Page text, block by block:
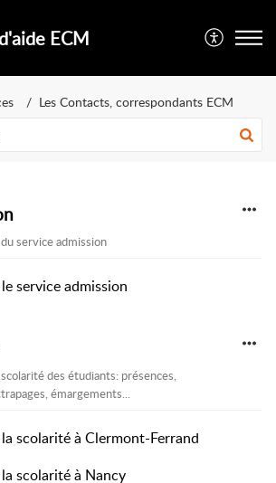
ECM
Les Contacts, correspondants ECM
service admission
service admission
des étudiants: présences,
émargements...
scolarité à Clermont-Ferrand
scolarité à Nancy